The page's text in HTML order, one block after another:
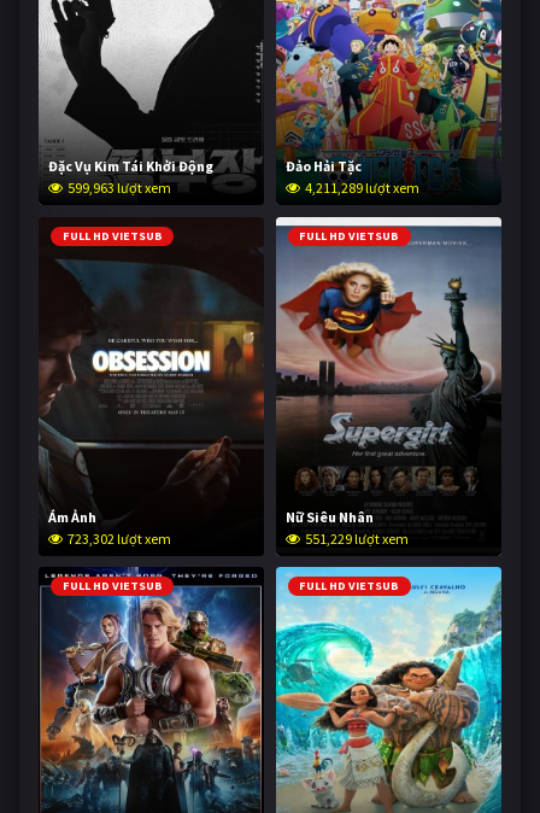
Đặc Vụ Kim Tái Khởi Động
599,963 lượt xem
Đảo Hải Tặc
4,211,289 lượt xem
FULL HD VIETSUB
Ám Ảnh
723,302 lượt xem
FULL HD VIETSUB
Nữ Siêu Nhân
551,229 lượt xem
FULL HD VIETSUB FULL HD VIETSUB